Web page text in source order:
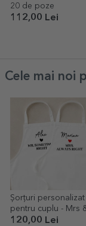
20 de poze
112,00 Lei
Cele mai noi
Șorțuri personalizat
pentru cuplu - Mrs
right
120,00 Lei